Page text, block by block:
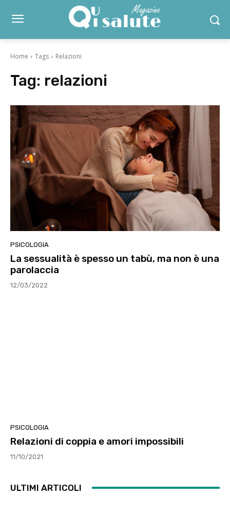
Home Tags Relazioni
Tag: relazioni
PSICOLOGIA
La sessualità è spesso un tabù, ma non è una
parolaccia
12/03/2022
PSICOLOGIA
Relazioni di coppia e amori impossibili
11/10/2021
ULTIMI ARTICOLI